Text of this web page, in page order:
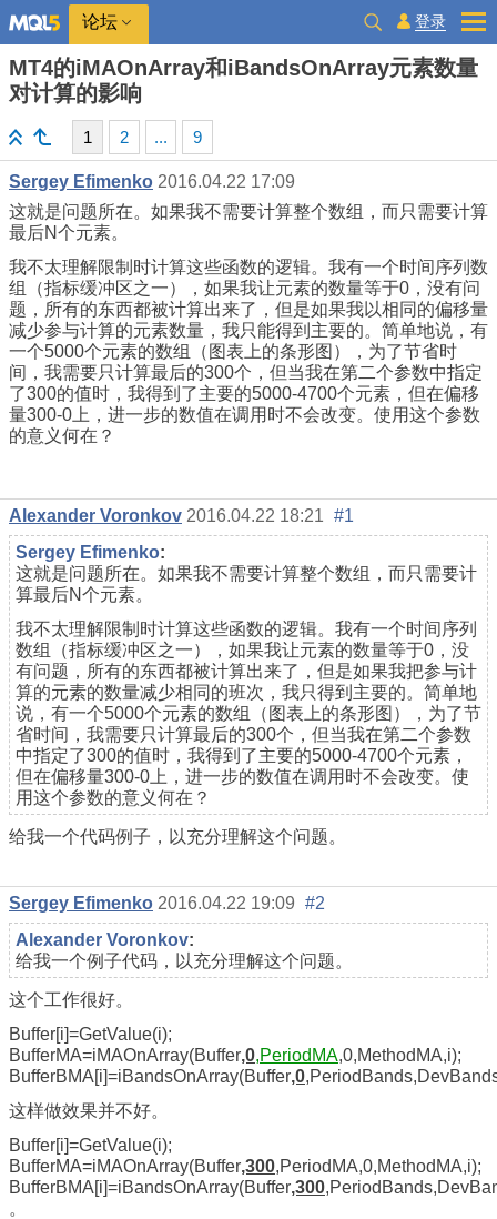
论坛 登录
MT4的iMAOnArray和iBandsOnArray元素数量
对计算的影响
1 2 ... 9
Sergey Efimenko 2016.04.22 17:09
这就是问题所在。如果我不需要计算整个数组，而只需要计算
最后N个元素。
我不太理解限制时计算这些函数的逻辑。我有一个时间序列数
组（指标缓冲区之一），如果我让元素的数量等于0，没有问
题，所有的东西都被计算出来了，但是如果我以相同的偏移量
减少参与计算的元素数量，我只能得到主要的。简单地说，有
一个5000个元素的数组（图表上的条形图），为了节省时
间，我需要只计算最后的300个，但当我在第二个参数中指定
了300的值时，我得到了主要的5000-4700个元素，但在偏移
量300-0上，进一步的数值在调用时不会改变。使用这个参数
的意义何在？
Alexander Voronkov 2016.04.22 18:21 #1
Sergey Efimenko:
这就是问题所在。如果我不需要计算整个数组，而只需要计
算最后N个元素。
我不太理解限制时计算这些函数的逻辑。我有一个时间序列
数组（指标缓冲区之一），如果我让元素的数量等于0，没
有问题，所有的东西都被计算出来了，但是如果我把参与计
算的元素的数量减少相同的班次，我只得到主要的。简单地
说，有一个5000个元素的数组（图表上的条形图），为了节
省时间，我需要只计算最后的300个，但当我在第二个参数
中指定了300的值时，我得到了主要的5000-4700个元素，
但在偏移量300-0上，进一步的数值在调用时不会改变。使
用这个参数的意义何在？
给我一个代码例子，以充分理解这个问题。
Sergey Efimenko 2016.04.22 19:09 #2
Alexander Voronkov:
给我一个例子代码，以充分理解这个问题。
这个工作很好。
Buffer[i]=GetValue(i);
BufferMA=iMAOnArray(Buffer,0,PeriodMA,0,MethodMA,i);
BufferBMA[i]=iBandsOnArray(Buffer,0
这样做效果并不好。
Buffer[i]=GetValue(i);
BufferMA=iMAOnArray(Buffer,300,PeriodMA,0,MethodMA,i);
BufferBMA[i]=iBandsOnArray(Buffer,300
。